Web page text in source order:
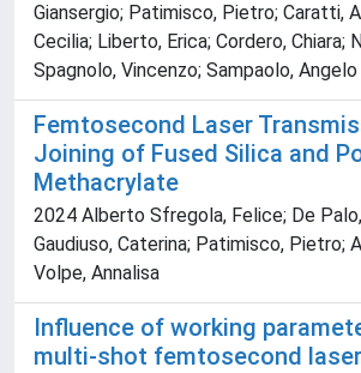
Giansergio; Patimisco, Pietro; Caratti,
Cecilia; Liberto, Erica; Cordero, Chiara;
Spagnolo, Vincenzo; Sampaolo, Angelo
Femtosecond Laser
Joining of Fused Silica and
Methacrylate
2024 Alberto Sfregola, Felice; De
Gaudiuso, Caterina; Patimisco, Pietro;
Volpe, Annalisa
Influence of working
multi-shot femtosecond